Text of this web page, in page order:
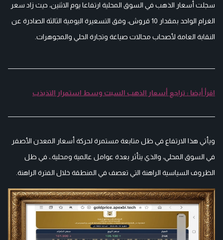
سجلت أسعار الذهب في السوق المحلية ارتفاعا يوم الاثنين، حيث زاد سعر
الغرام الواحد بمقدار 10 قروش، وفق التسعيرة اليومية الثالثة الصادرة عن
النقابة العامة لأصحاب محالات صياغة وتجارة الحلي والمجوهرات.
اقرأ أيضا : تراجع أسعار الذهب السبت وسط استمرار التذبذب
ويأتي هذا الارتفاع في ظل متابعة مستمرة لحركة أسعار المعدن الأصفر
في السوق المحلي، والذي يتأثر بعدة عوامل عالمية ومحلية.، في ظل
الظروف السياسية الراهنة التي تعصف في المنطقة خلال الفترة الراهنة.